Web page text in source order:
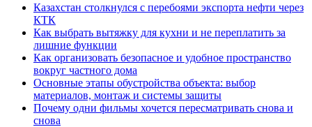
Казахстан столкнулся с перебоями экспорта нефти через
КТК
Как выбрать вытяжку для кухни и не переплатить за
лишние функции
Как организовать безопасное и удобное пространство
вокруг частного дома
Основные этапы обустройства объекта: выбор
материалов, монтаж и системы защиты
Почему одни фильмы хочется пересматривать снова и
снова